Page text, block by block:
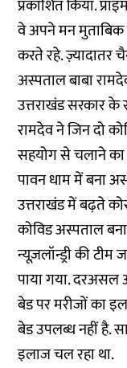
प्रकाशित किया.
वे अपने मन मुताबिक
करते रहे. ज़्यादातर
अस्पताल बाबा
उत्तराखंड सरकार
रामदेव ने जिन दो
सहयोग से चलाने
पावन धाम में बना
उत्तराखंड में बढ़ते
कोविड अस्पताल
न्यूज़लॉन्ड्री की
पाया गया. दरअसल
बेड पर मरीजों का
बेड उपलब्ध नहीं है.
इलाज चल रहा था.